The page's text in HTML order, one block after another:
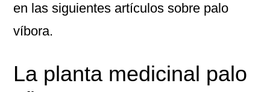
en las siguientes artículos sobre palo
víbora.
La planta medicinal palo